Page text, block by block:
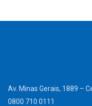
Av. Minas Gerais, 1889 –
0800 710 0111